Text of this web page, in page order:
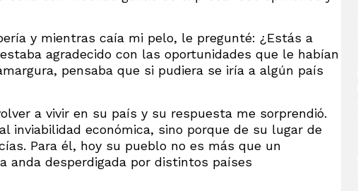
y mientras caía mi pelo, le pregunté: ¿Estás a
agradecido con las oportunidades que le habían
pensaba que si pudiera se iría a algún país
a vivir en su país y su respuesta me sorprendió.
inviabilidad económica, sino porque de su lugar de
Para él, hoy su pueblo no es más que un
anda desperdigada por distintos países